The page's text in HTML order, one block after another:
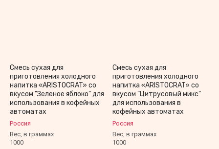
Смесь сухая для
приготовления холодного
напитка «ARISTOCRAT» со
вкусом "Зеленое яблоко" для
использования в кофейных
автоматах
Россия
Вес, в граммах
1000
Смесь сухая для
приготовления холодного
напитка «ARISTOCRAT» со
вкусом "Цитрусовый микс"
для использования в
кофейных автоматах
Россия
Вес, в граммах
1000